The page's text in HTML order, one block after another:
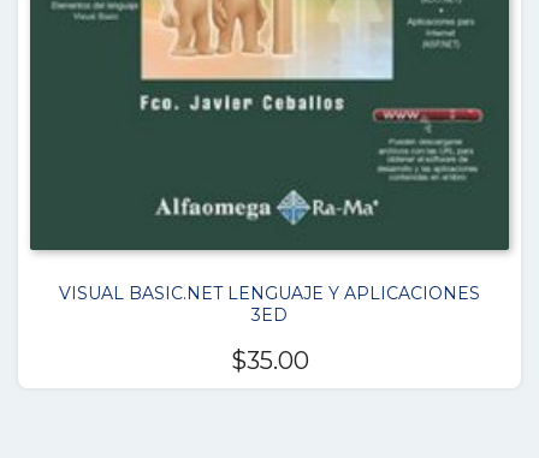
VISUAL BASIC.NET LENGUAJE Y APLICACIONES
3ED
$35.00